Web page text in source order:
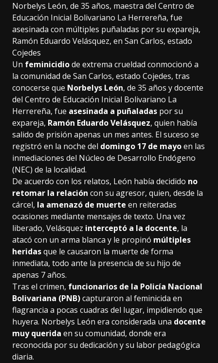
Norbelys León, de 35 años, maestra del Centro de
Educación Inicial Bolivariano La Herrereña, fue
asesinada con múltiples puñaladas por su expareja,
Ramón Eduardo Velásquez, en San Carlos, estado
Cojedes
Un feminicidiode extrema crueldad conmocionó a
la comunidad de San Carlos, estado Cojedes, tras
conocerse que Norbelys León, de 35 años y docente
del Centro de Educación Inicial Bolivariano La
Herrereña, fue asesinada a puñaladas por su
expareja, Ramón Eduardo Velásquez, quien había
salido de prisión apenas un mes antes. El suceso se
registró en la noche del domingo 17 de mayoen las
inmediaciones del Núcleo de Desarrollo Endógeno
(NEC) de la localidad.
De acuerdo con los relatos, León había decidido no
retomar la relación con su agresor, quien, desde la
cárcel, la amenazó de muerte en reiteradas
ocasiones mediante mensajes de texto. Una vez
liberado, Velásquez interceptó a la docente, la
atacó con un arma blanca y le propinó múltiples
heridasque le causaron la muerte de forma
inmediata, todo ante la presencia de su hijo de
apenas 7 años.
Tras el crimen, funcionarios de la Policía Nacional
Bolivariana (PNB)capturaron al feminicida en
flagrancia a pocas cuadras del lugar, impidiendo que
huyera. Norbelys León era considerada una docente
muy querida en su comunidad, donde era
reconocida por su dedicación y su labor pedagógica
diaria.